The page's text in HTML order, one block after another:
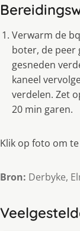
Verwarm de
boter, de peer
gesneden
kaneel
verdelen. Zet
20 min garen.
Klik op foto om
Bron: Derbyke,